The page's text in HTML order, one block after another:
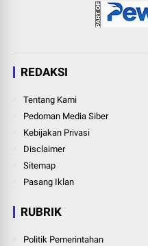
REDAKSI
Tentang Kami
Pedoman Media Siber
Kebijakan Privasi
Disclaimer
Sitemap
Pasang Iklan
RUBRIK
Politik Pemerintahan